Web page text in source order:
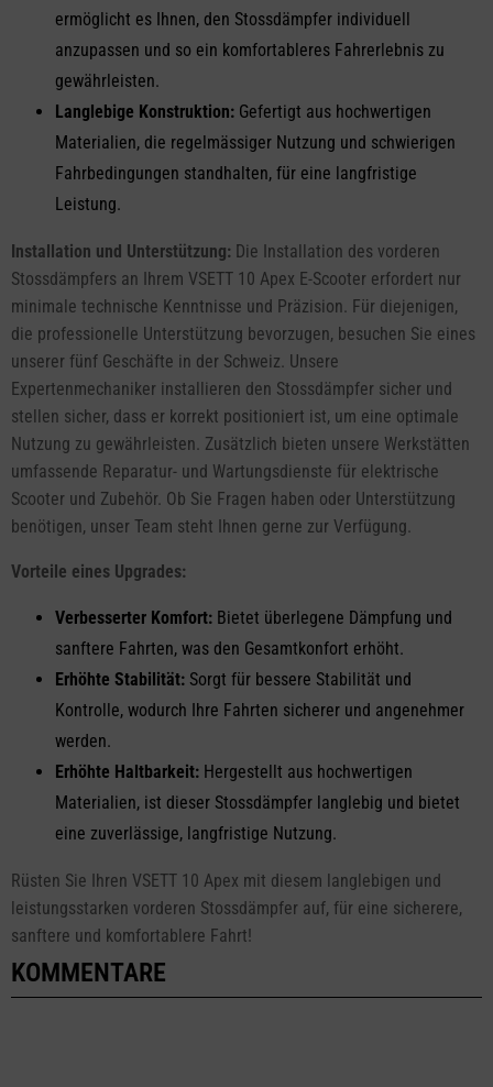
ermöglicht es Ihnen, den Stossdämpfer individuell
anzupassen und so ein komfortableres Fahrerlebnis zu
gewährleisten.
Langlebige Konstruktion: Gefertigt aus hochwertigen
Materialien, die regelmässiger Nutzung und schwierigen
Fahrbedingungen standhalten, für eine langfristige
Leistung.
Installation und Unterstützung: Die Installation des vorderen
Stossdämpfers an Ihrem VSETT 10 Apex E-Scooter erfordert nur
minimale technische Kenntnisse und Präzision. Für diejenigen,
die professionelle Unterstützung bevorzugen, besuchen Sie eines
unserer fünf Geschäfte in der Schweiz. Unsere
Expertenmechaniker installieren den Stossdämpfer sicher und
stellen sicher, dass er korrekt positioniert ist, um eine optimale
Nutzung zu gewährleisten. Zusätzlich bieten unsere Werkstätten
umfassende Reparatur- und Wartungsdienste für elektrische
Scooter und Zubehör. Ob Sie Fragen haben oder Unterstützung
benötigen, unser Team steht Ihnen gerne zur Verfügung.
Vorteile eines Upgrades:
Verbesserter Komfort: Bietet überlegene Dämpfung und
sanftere Fahrten, was den Gesamtkonfort erhöht.
Erhöhte Stabilität: Sorgt für bessere Stabilität und
Kontrolle, wodurch Ihre Fahrten sicherer und angenehmer
werden.
Erhöhte Haltbarkeit: Hergestellt aus hochwertigen
Materialien, ist dieser Stossdämpfer langlebig und bietet
eine zuverlässige, langfristige Nutzung.
Rüsten Sie Ihren VSETT 10 Apex mit diesem langlebigen und
leistungsstarken vorderen Stossdämpfer auf, für eine sicherere,
sanftere und komfortablere Fahrt!
KOMMENTARE